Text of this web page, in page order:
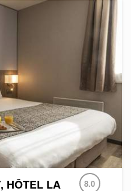
HÔTEL LA
8.0